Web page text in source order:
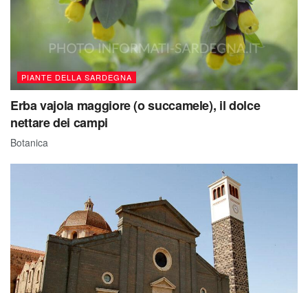
PIANTE DELLA SARDEGNA
Erba vajola maggiore (o succamele), il dolce
nettare dei campi
Botanica